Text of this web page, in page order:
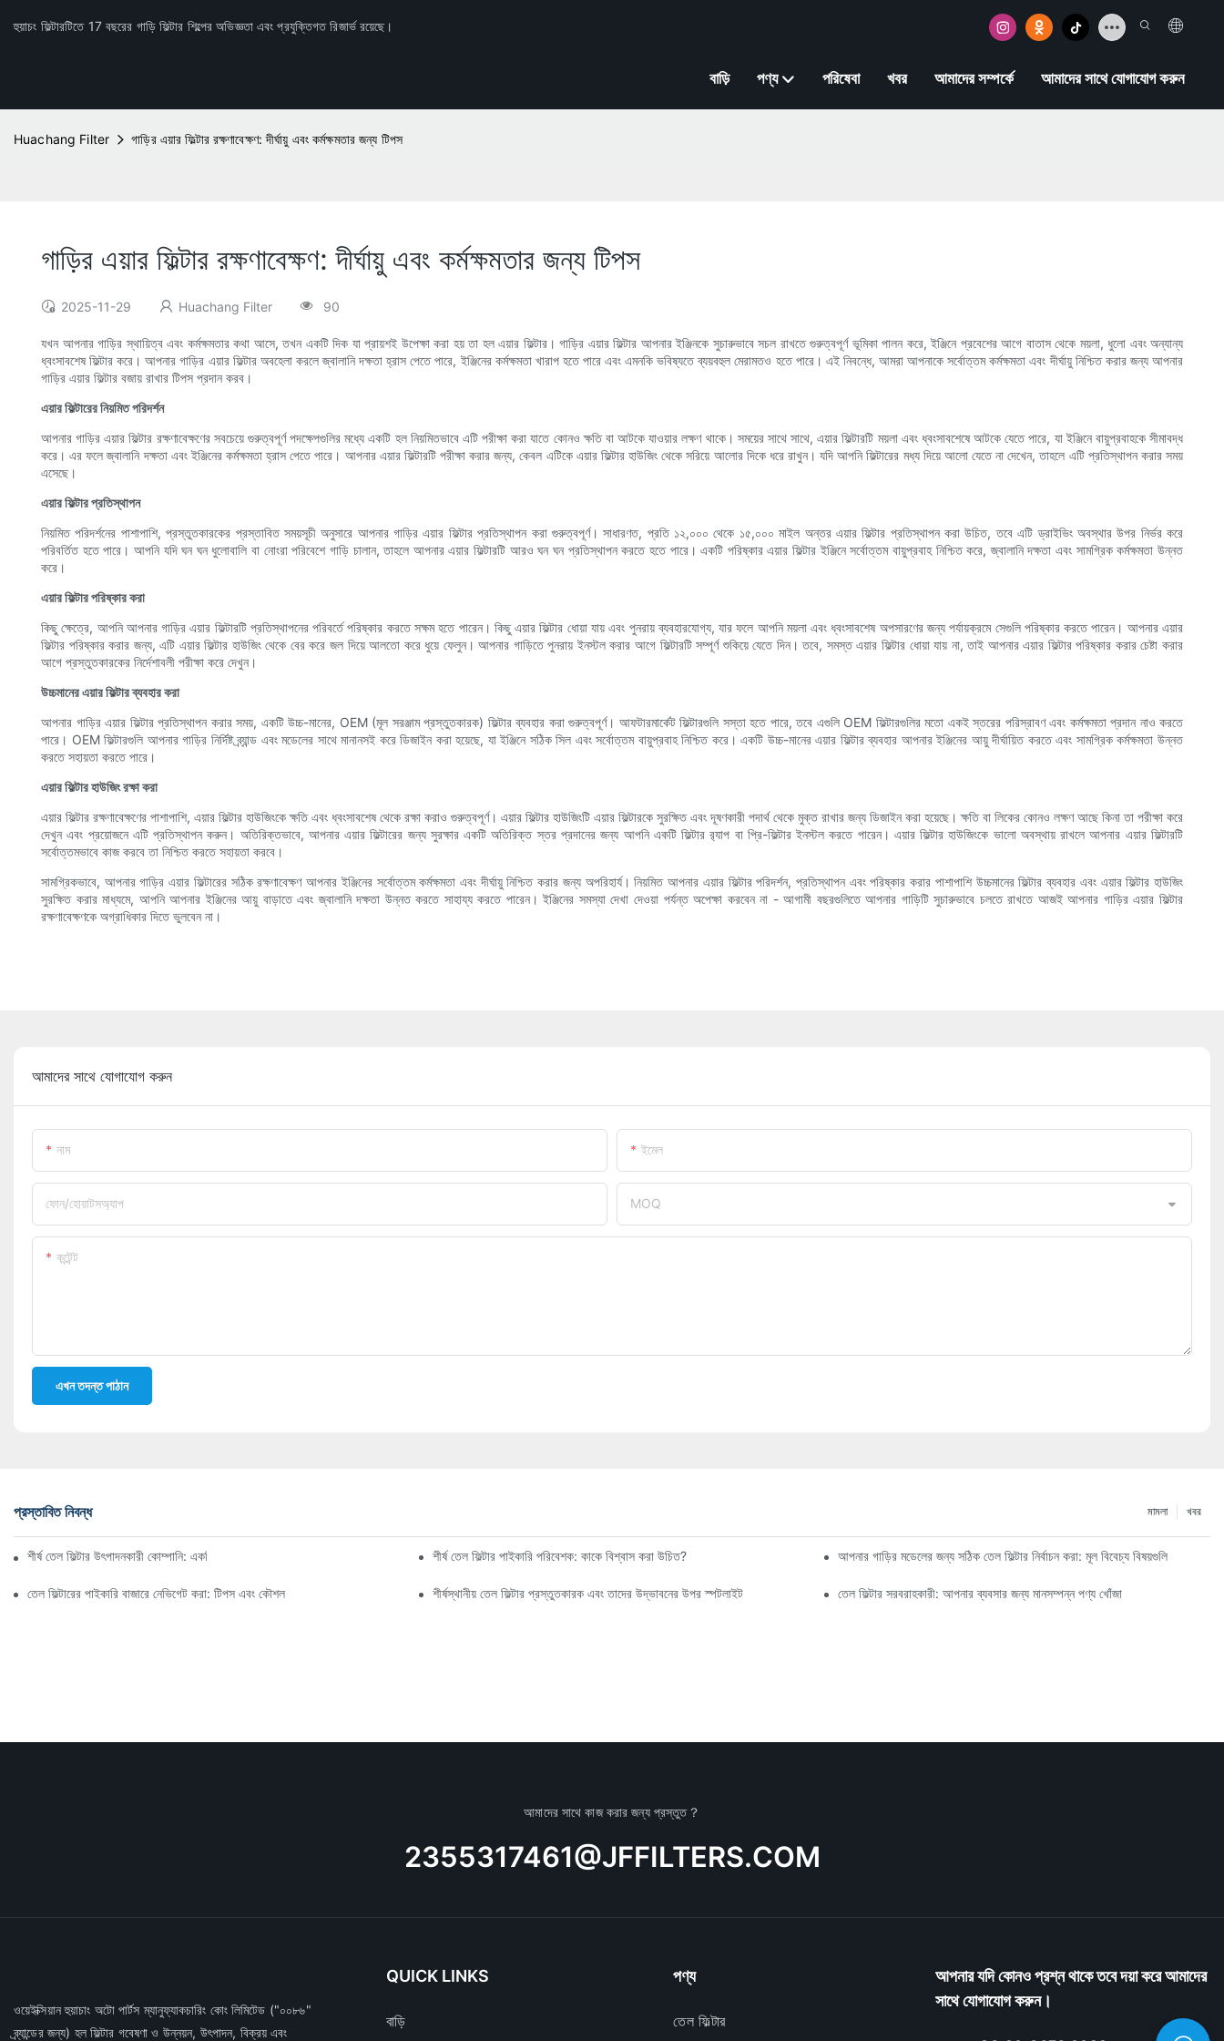
হুয়াচং ফিল্টারটিতে 17 বছরের গাড়ি ফিল্টার শিল্পের অভিজ্ঞতা এবং প্রযুক্তিগত রিজার্ভ রয়েছে।
বাড়ি পণ্য পরিষেবা খবর আমাদের সম্পর্কে আমাদের সাথে যোগাযোগ করুন
Huachang Filter গাড়ির এয়ার ফিল্টার রক্ষণাবেক্ষণ: দীর্ঘায়ু এবং কর্মক্ষমতার জন্য টিপস
গাড়ির এয়ার ফিল্টার রক্ষণাবেক্ষণ: দীর্ঘায়ু এবং কর্মক্ষমতার জন্য টিপস
2025-11-29 Huachang Filter 90
যখন আপনার গাড়ির স্থায়িত্ব এবং কর্মক্ষমতার কথা আসে, তখন একটি দিক যা প্রায়শই উপেক্ষা করা হয় তা হল এয়ার ফিল্টার। গাড়ির এয়ার ফিল্টার আপনার ইঞ্জিনকে সুচারুভাবে সচল রাখতে গুরুত্বপূর্ণ ভূমিকা পালন করে, ইঞ্জিনে প্রবেশের আগে বাতাস থেকে ময়লা, ধুলো এবং অন্যান্য
ধ্বংসাবশেষ ফিল্টার করে। আপনার গাড়ির এয়ার ফিল্টার অবহেলা করলে জ্বালানি দক্ষতা হ্রাস পেতে পারে, ইঞ্জিনের কর্মক্ষমতা খারাপ হতে পারে এবং এমনকি ভবিষ্যতে ব্যয়বহুল মেরামতও হতে পারে। এই নিবন্ধে, আমরা আপনাকে সর্বোত্তম কর্মক্ষমতা এবং দীর্ঘায়ু নিশ্চিত করার জন্য আপনার
গাড়ির এয়ার ফিল্টার বজায় রাখার টিপস প্রদান করব।
এয়ার ফিল্টারের নিয়মিত পরিদর্শন
আপনার গাড়ির এয়ার ফিল্টার রক্ষণাবেক্ষণের সবচেয়ে গুরুত্বপূর্ণ পদক্ষেপগুলির মধ্যে একটি হল নিয়মিতভাবে এটি পরীক্ষা করা যাতে কোনও ক্ষতি বা আটকে যাওয়ার লক্ষণ থাকে। সময়ের সাথে সাথে, এয়ার ফিল্টারটি ময়লা এবং ধ্বংসাবশেষে আটকে যেতে পারে, যা ইঞ্জিনে বায়ুপ্রবাহকে সীমাবদ্ধ
করে। এর ফলে জ্বালানি দক্ষতা এবং ইঞ্জিনের কর্মক্ষমতা হ্রাস পেতে পারে। আপনার এয়ার ফিল্টারটি পরীক্ষা করার জন্য, কেবল এটিকে এয়ার ফিল্টার হাউজিং থেকে সরিয়ে আলোর দিকে ধরে রাখুন। যদি আপনি ফিল্টারের মধ্য দিয়ে আলো যেতে না দেখেন, তাহলে এটি প্রতিস্থাপন করার সময়
এসেছে।
এয়ার ফিল্টার প্রতিস্থাপন
নিয়মিত পরিদর্শনের পাশাপাশি, প্রস্তুতকারকের প্রস্তাবিত সময়সূচী অনুসারে আপনার গাড়ির এয়ার ফিল্টার প্রতিস্থাপন করা গুরুত্বপূর্ণ। সাধারণত, প্রতি ১২,০০০ থেকে ১৫,০০০ মাইল অন্তর এয়ার ফিল্টার প্রতিস্থাপন করা উচিত, তবে এটি ড্রাইভিং অবস্থার উপর নির্ভর করে
পরিবর্তিত হতে পারে। আপনি যদি ঘন ঘন ধুলোবালি বা নোংরা পরিবেশে গাড়ি চালান, তাহলে আপনার এয়ার ফিল্টারটি আরও ঘন ঘন প্রতিস্থাপন করতে হতে পারে। একটি পরিষ্কার এয়ার ফিল্টার ইঞ্জিনে সর্বোত্তম বায়ুপ্রবাহ নিশ্চিত করে, জ্বালানি দক্ষতা এবং সামগ্রিক কর্মক্ষমতা উন্নত
করে।
এয়ার ফিল্টার পরিষ্কার করা
কিছু ক্ষেত্রে, আপনি আপনার গাড়ির এয়ার ফিল্টারটি প্রতিস্থাপনের পরিবর্তে পরিষ্কার করতে সক্ষম হতে পারেন। কিছু এয়ার ফিল্টার ধোয়া যায় এবং পুনরায় ব্যবহারযোগ্য, যার ফলে আপনি ময়লা এবং ধ্বংসাবশেষ অপসারণের জন্য পর্যায়ক্রমে সেগুলি পরিষ্কার করতে পারেন। আপনার এয়ার
ফিল্টার পরিষ্কার করার জন্য, এটি এয়ার ফিল্টার হাউজিং থেকে বের করে জল দিয়ে আলতো করে ধুয়ে ফেলুন। আপনার গাড়িতে পুনরায় ইনস্টল করার আগে ফিল্টারটি সম্পূর্ণ শুকিয়ে যেতে দিন। তবে, সমস্ত এয়ার ফিল্টার ধোয়া যায় না, তাই আপনার এয়ার ফিল্টার পরিষ্কার করার চেষ্টা করার
আগে প্রস্তুতকারকের নির্দেশাবলী পরীক্ষা করে দেখুন।
উচ্চমানের এয়ার ফিল্টার ব্যবহার করা
আপনার গাড়ির এয়ার ফিল্টার প্রতিস্থাপন করার সময়, একটি উচ্চ-মানের, OEM (মূল সরঞ্জাম প্রস্তুতকারক) ফিল্টার ব্যবহার করা গুরুত্বপূর্ণ। আফটারমার্কেট ফিল্টারগুলি সস্তা হতে পারে, তবে এগুলি OEM ফিল্টারগুলির মতো একই স্তরের পরিস্রাবণ এবং কর্মক্ষমতা প্রদান নাও করতে
পারে। OEM ফিল্টারগুলি আপনার গাড়ির নির্দিষ্ট ব্র্যান্ড এবং মডেলের সাথে মানানসই করে ডিজাইন করা হয়েছে, যা ইঞ্জিনে সঠিক সিল এবং সর্বোত্তম বায়ুপ্রবাহ নিশ্চিত করে। একটি উচ্চ-মানের এয়ার ফিল্টার ব্যবহার আপনার ইঞ্জিনের আয়ু দীর্ঘায়িত করতে এবং সামগ্রিক কর্মক্ষমতা উন্নত
করতে সহায়তা করতে পারে।
এয়ার ফিল্টার হাউজিং রক্ষা করা
এয়ার ফিল্টার রক্ষণাবেক্ষণের পাশাপাশি, এয়ার ফিল্টার হাউজিংকে ক্ষতি এবং ধ্বংসাবশেষ থেকে রক্ষা করাও গুরুত্বপূর্ণ। এয়ার ফিল্টার হাউজিংটি এয়ার ফিল্টারকে সুরক্ষিত এবং দূষণকারী পদার্থ থেকে মুক্ত রাখার জন্য ডিজাইন করা হয়েছে। ক্ষতি বা লিকের কোনও লক্ষণ আছে কিনা তা পরীক্ষা করে
দেখুন এবং প্রয়োজনে এটি প্রতিস্থাপন করুন। অতিরিক্তভাবে, আপনার এয়ার ফিল্টারের জন্য সুরক্ষার একটি অতিরিক্ত স্তর প্রদানের জন্য আপনি একটি ফিল্টার র‍্যাপ বা প্রি-ফিল্টার ইনস্টল করতে পারেন। এয়ার ফিল্টার হাউজিংকে ভালো অবস্থায় রাখলে আপনার এয়ার ফিল্টারটি
সর্বোত্তমভাবে কাজ করবে তা নিশ্চিত করতে সহায়তা করবে।
সামগ্রিকভাবে, আপনার গাড়ির এয়ার ফিল্টারের সঠিক রক্ষণাবেক্ষণ আপনার ইঞ্জিনের সর্বোত্তম কর্মক্ষমতা এবং দীর্ঘায়ু নিশ্চিত করার জন্য অপরিহার্য। নিয়মিত আপনার এয়ার ফিল্টার পরিদর্শন, প্রতিস্থাপন এবং পরিষ্কার করার পাশাপাশি উচ্চমানের ফিল্টার ব্যবহার এবং এয়ার ফিল্টার হাউজিং
সুরক্ষিত করার মাধ্যমে, আপনি আপনার ইঞ্জিনের আয়ু বাড়াতে এবং জ্বালানি দক্ষতা উন্নত করতে সাহায্য করতে পারেন। ইঞ্জিনের সমস্যা দেখা দেওয়া পর্যন্ত অপেক্ষা করবেন না - আগামী বছরগুলিতে আপনার গাড়িটি সুচারুভাবে চলতে রাখতে আজই আপনার গাড়ির এয়ার ফিল্টার
রক্ষণাবেক্ষণকে অগ্রাধিকার দিতে ভুলবেন না।
আমাদের সাথে যোগাযোগ করুন
নাম ইমেল
ফোন/হোয়াটসঅ্যাপ MOQ
কন্টেন্ট
এখন তদন্ত পাঠান
প্রস্তাবিত নিবন্ধ খবর
মামলা
শীর্ষ তেল ফিল্টার উৎপাদনকারী কোম্পানি: একটি বিস্তৃত সারসংক্ষেপ শীর্ষ তেল ফিল্টার পাইকারি পরিবেশক: কাকে বিশ্বাস করা উচিত? আপনার গাড়ির মডেলের জন্য সঠিক তেল ফিল্টার নির্বাচন করা: মূল বিবেচ্য বিষয়গুলি
তেল ফিল্টারের পাইকারি বাজারে নেভিগেট করা: টিপস এবং কৌশল শীর্ষস্থানীয় তেল ফিল্টার প্রস্তুতকারক এবং তাদের উদ্ভাবনের উপর স্পটলাইট তেল ফিল্টার সরবরাহকারী: আপনার ব্যবসার জন্য মানসম্পন্ন পণ্য খোঁজা
আমাদের সাথে কাজ করার জন্য প্রস্তুত？
2355317461@JFFILTERS.COM
ওয়েইক্সিয়ান হুয়াচাং অটো পার্টস ম্যানুফ্যাকচারিং কোং লিমিটেড ("০০৮৬"
ব্র্যান্ডের জন্য) হল ফিল্টার গবেষণা ও উন্নয়ন, উৎপাদন, বিক্রয় এবং
QUICK LINKS
বাড়ি
পণ্য
তেল ফিল্টার
আপনার যদি কোনও প্রশ্ন থাকে তবে দয়া করে আমাদের
সাথে যোগাযোগ করুন।